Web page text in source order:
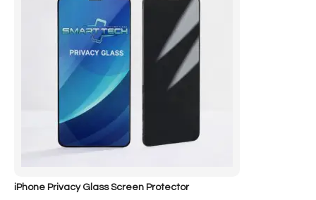
iPhone Privacy Glass Screen Protector